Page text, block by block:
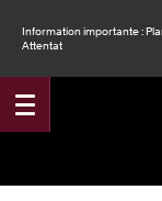
Information importante :
Attentat
Accueil